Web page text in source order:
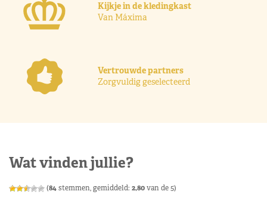
Kijkje in de kledingkast
Van Máxima
Vertrouwde partners
Zorgvuldig geselecteerd
Wat vinden jullie?
(84stemmen, gemiddeld: 2,80van de 5)